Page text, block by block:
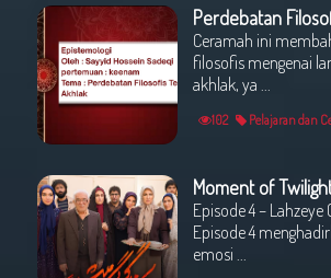
Ceramah ini
filosofis mengenai
akhlak, ya ...
102 Pelajaran dan
Moment of
Episode 4 – Lahzeye
Episode 4
emosi ...